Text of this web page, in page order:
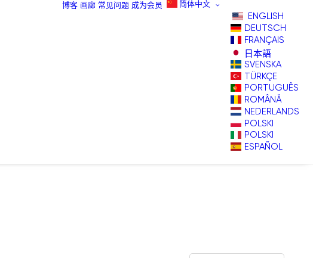
博客 画廊 常见问题 成为会员 简体中文
ENGLISH
DEUTSCH
FRANÇAIS
日本語
SVENSKA
TÜRKÇE
PORTUGUÊS
ROMÂNĂ
NEDERLANDS
POLSKI
POLSKI
ESPAÑOL